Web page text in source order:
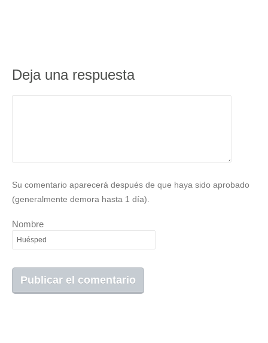
Deja una respuesta
Su comentario aparecerá después de que haya sido aprobado
(generalmente demora hasta 1 día).
Nombre